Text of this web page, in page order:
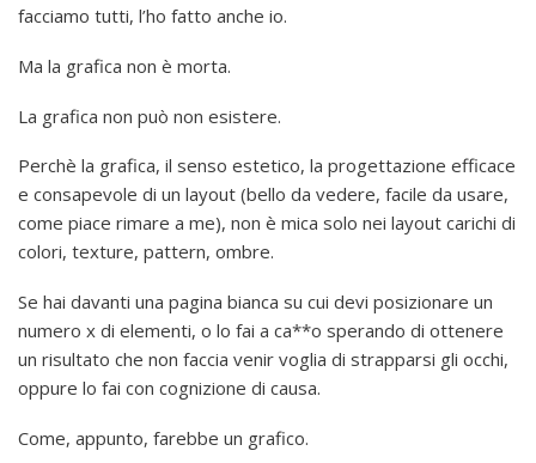
facciamo tutti, l’ho fatto anche io.
Ma la grafica non è morta.
La grafica non può non esistere.
Perchè la grafica, il senso estetico, la progettazione efficace
e consapevole di un layout (bello da vedere, facile da usare,
come piace rimare a me), non è mica solo nei layout carichi di
colori, texture, pattern, ombre.
Se hai davanti una pagina bianca su cui devi posizionare un
numero x di elementi, o lo fai a ca**o sperando di ottenere
un risultato che non faccia venir voglia di strapparsi gli occhi,
oppure lo fai con cognizione di causa.
Come, appunto, farebbe un grafico.